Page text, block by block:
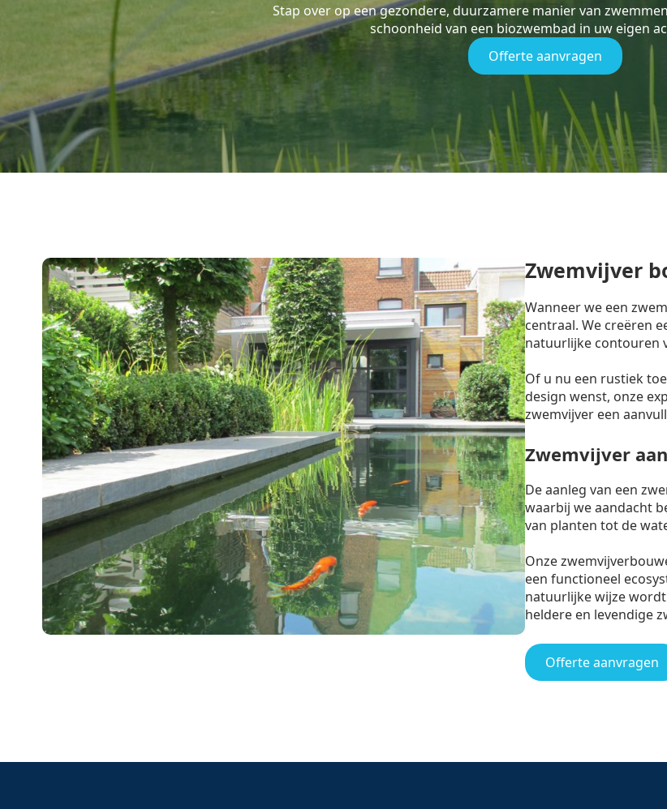
Stap over op een gezondere, duurzamere manier van
schoonheid van een biozwembad in uw eigen
Offerte aanvragen
Zwemvijver
Wanneer we een
centraal. We creëren
natuurlijke contouren
Of u nu een rustiek
design wenst, onze
zwemvijver een
Zwemvijver
De aanleg van een
waarbij we aandacht
van planten tot de
Onze
een functioneel
natuurlijke wijze
heldere en levendige
Offerte aanvragen